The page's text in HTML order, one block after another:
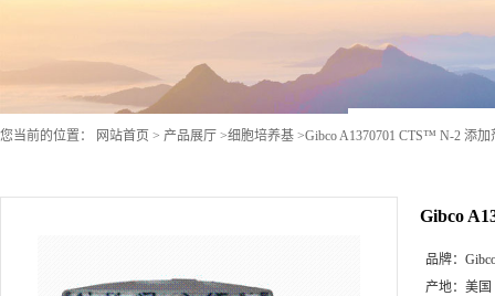
您当前的位置： 网站首页 > 产品展厅 >细胞培养基 >Gibco A1370701 CTS™ N-2 添加
Gibco
品牌：
产地： 美国